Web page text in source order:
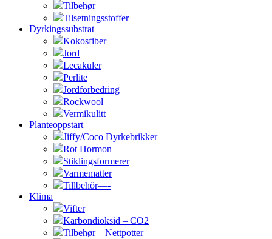
Tilbehør
Tilsetningsstoffer
Dyrkingssubstrat
Kokosfiber
Jord
Lecakuler
Perlite
Jordforbedring
Rockwool
Vermikulitt
Planteoppstart
Jiffy/Coco Dyrkebrikker
Rot Hormon
Stiklingsformerer
Varmematter
Tillbehör—-
Klima
Vifter
Karbondioksid – CO2
Tilbehør – Nettpotter